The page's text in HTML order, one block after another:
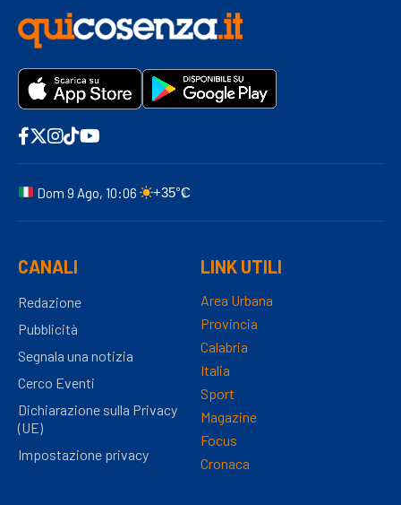
Dom 9 Ago, 10:06 +35°C
CANALI
Redazione
Pubblicità
Segnala una notizia
Cerco Eventi
Dichiarazione sulla Privacy
(UE)
Impostazione privacy
LINK UTILI
Area Urbana
Provincia
Calabria
Italia
Sport
Magazine
Focus
Cronaca